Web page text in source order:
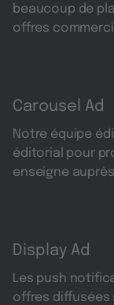
beaucoup de
offres
Carousel Ad
Notre équipe
éditorial pour
enseigne
Display Ad
Les push
offres diffusées